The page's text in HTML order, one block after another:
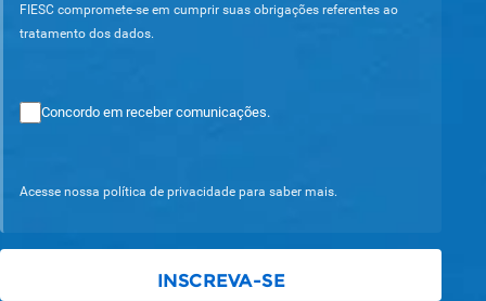
FIESC compromete-se em cumprir suas obrigações referentes ao
tratamento dos dados.
Concordo em receber comunicações.
Acesse nossa política de privacidade para saber mais.